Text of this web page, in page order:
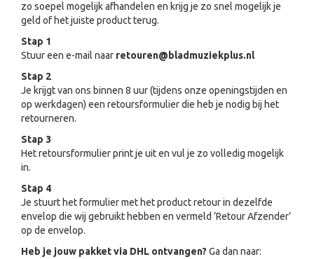
zo soepel mogelijk afhandelen en krijg je zo snel mogelijk je
geld of het juiste product terug.
Stap 1
Stuur een e-mail naar retouren@bladmuziekplus.nl
Stap 2
Je krijgt van ons binnen 8 uur (tijdens onze openingstijden en
op werkdagen) een retoursformulier die heb je nodig bij het
retourneren.
Stap 3
Het retoursformulier print je uit en vul je zo volledig mogelijk
in.
Stap 4
Je stuurt het formulier met het product retour in dezelfde
envelop die wij gebruikt hebben en vermeld ‘Retour Afzender’
op de envelop.
Heb je jouw pakket via DHL ontvangen? Ga dan naar: